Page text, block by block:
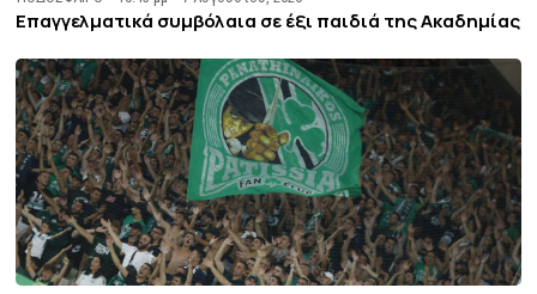
Επαγγελματικά συμβόλαια σε έξι παιδιά της Ακαδημίας